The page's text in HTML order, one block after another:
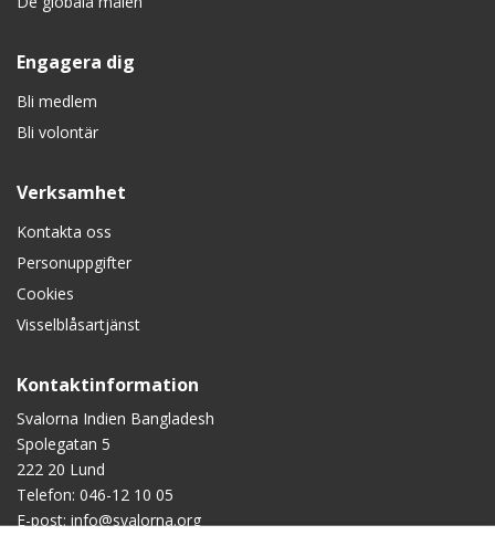
Engagera dig
Bli medlem
Bli volontär
Verksamhet
Kontakta oss
Personuppgifter
Cookies
Visselblåsartjänst
Kontaktinformation
Svalorna Indien Bangladesh
Spolegatan 5
222 20 Lund
Telefon: 046-12 10 05
E-post:info@svalorna.org